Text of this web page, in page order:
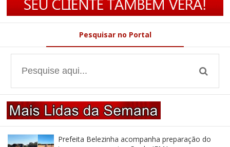
Pesquisar no Portal
Prefeita Belezinha acompanha preparação do